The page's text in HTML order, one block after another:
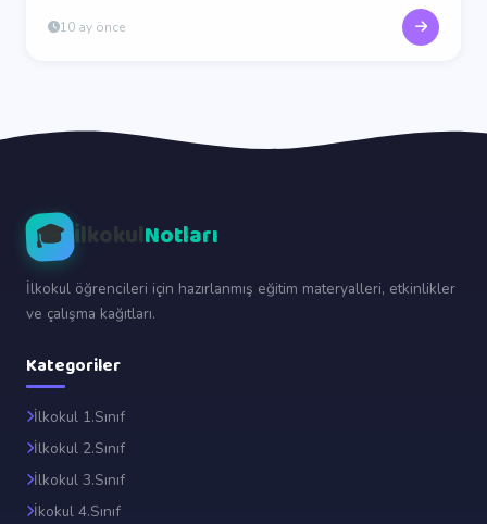
10 ay önce
🎓 İlkokulNotları
İlkokul öğrencileri için hazırlanmış eğitim materyalleri, etkinlikler
ve çalışma kağıtları.
Kategoriler
İlkokul 1.Sınıf
İlkokul 2.Sınıf
İlkokul 3.Sınıf
İkokul 4.Sınıf